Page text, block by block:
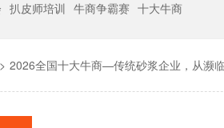
扒皮师培训 牛商争霸赛 十大牛商
> 2026全国十大牛商—传统砂浆企业，从濒
38%